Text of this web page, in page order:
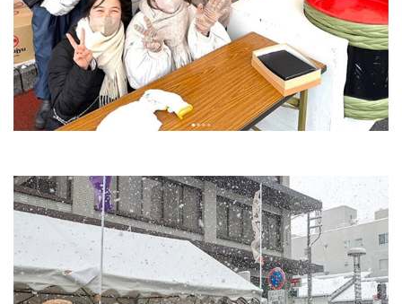
イベントのご案内
みそづくり教室
出張味噌作り講座
麹出来上がり日のご案内
味噌の即売会